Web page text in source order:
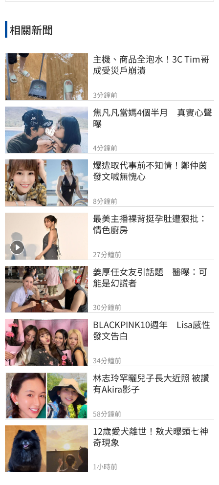
相關新聞
主機、商品全泡水！3C Tim哥
成受災戶崩潰
3分鐘前
焦凡凡當媽4個半月　真實心聲
曝
4分鐘前
爆遭取代事前不知情！鄭仲茵
發文喊無愧心
8分鐘前
最美主播裸背挺孕肚遭狠批：
情色廚房
27分鐘前
姜厚任女友引話題　醫曝：可
能是幻謊者
30分鐘前
BLACKPINK10週年　Lisa感性
發文告白
34分鐘前
林志玲罕曬兒子長大近照 被讚
有Akira影子
58分鐘前
12歲愛犬離世！敖犬曝頭七神
奇現象
1小時前